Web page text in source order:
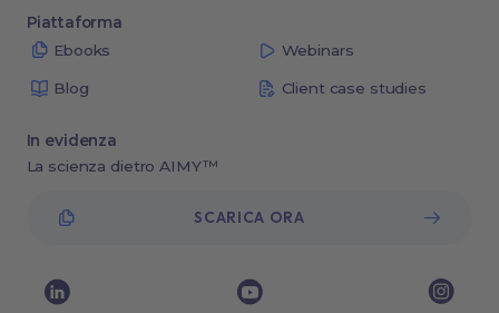
Piattaforma
Ebooks
Webinars
Blog Client case studies
In evidenza
La scienza dietro AIMY™
SCARICA ORA